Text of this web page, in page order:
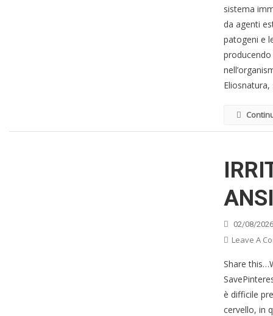
sistema
da agenti
patogeni e
02/08/
Leave A
Share
è difficile
cervello, in